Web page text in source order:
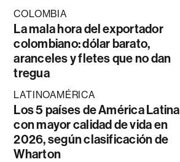
COLOMBIA
La mala hora del exportador
colombiano: dólar barato,
aranceles y fletes que no dan
tregua
LATINOAMÉRICA
Los 5 países de América Latina
con mayor calidad de vida en
2026, según clasificación de
Wharton